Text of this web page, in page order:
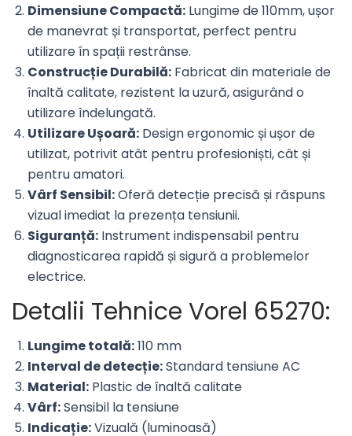
Dimensiune Compactă: Lungime de 110mm, ușor
de manevrat și transportat, perfect pentru
utilizare în spații restrânse.
Construcție Durabilă: Fabricat din materiale de
înaltă calitate, rezistent la uzură, asigurând o
utilizare îndelungată.
Utilizare Ușoară: Design ergonomic și ușor de
utilizat, potrivit atât pentru profesioniști, cât și
pentru amatori.
Vârf Sensibil:Oferă detecție precisă și răspuns
vizual imediat la prezența tensiunii.
Siguranță: Instrument indispensabil pentru
diagnosticarea rapidă și sigură a problemelor
electrice.
Detalii Tehnice Vorel 65270:
Lungime totală:110 mm
Interval de detecție:Standard tensiune AC
Material: Plastic de înaltă calitate
Vârf:Sensibil la tensiune
Indicație:Vizuală (luminoasă)